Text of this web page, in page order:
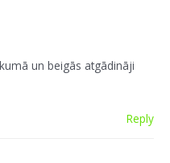
un beigās atgādināji
Reply